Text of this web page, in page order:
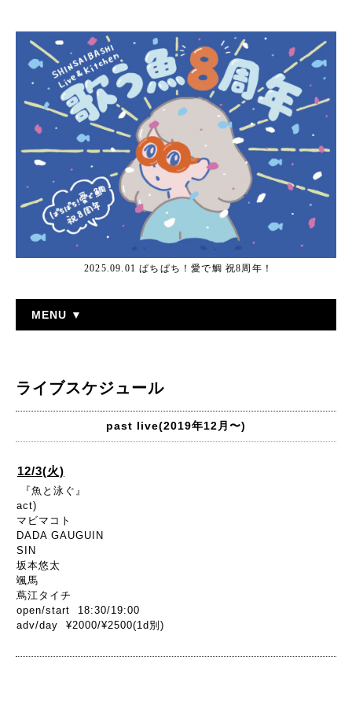
2025.09.01 ぱちぱち！愛で鯛 祝8周年！
MENU ▼
ライブスケジュール
past live(2019年12月〜)
12/3(火)
『魚と泳ぐ』
act)
マビマコト
DADA GAUGUIN
SIN
坂本悠太
颯馬
蔦江タイチ
open/start 18:30/19:00
adv/day ¥2000/¥2500(1d別)